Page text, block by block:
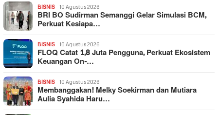
BISNIS 10 Agustus 2026
BRI BO Sudirman Semanggi Gelar Simulasi BCM,
Perkuat Kesiapa…
BISNIS 10 Agustus 2026
FLOQ Catat 1,8 Juta Pengguna, Perkuat Ekosistem
Keuangan On-…
BISNIS 10 Agustus 2026
Membanggakan! Melky Soekirman dan Mutiara
Aulia Syahida Haru…